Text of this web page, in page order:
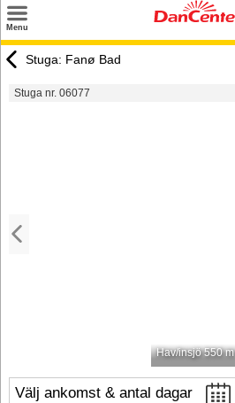
Menu
Tilbud
Stuga: Fanø Bad
Stuga nr. 06077
Hav/insjö 550 m
Välj ankomst & antal dagar